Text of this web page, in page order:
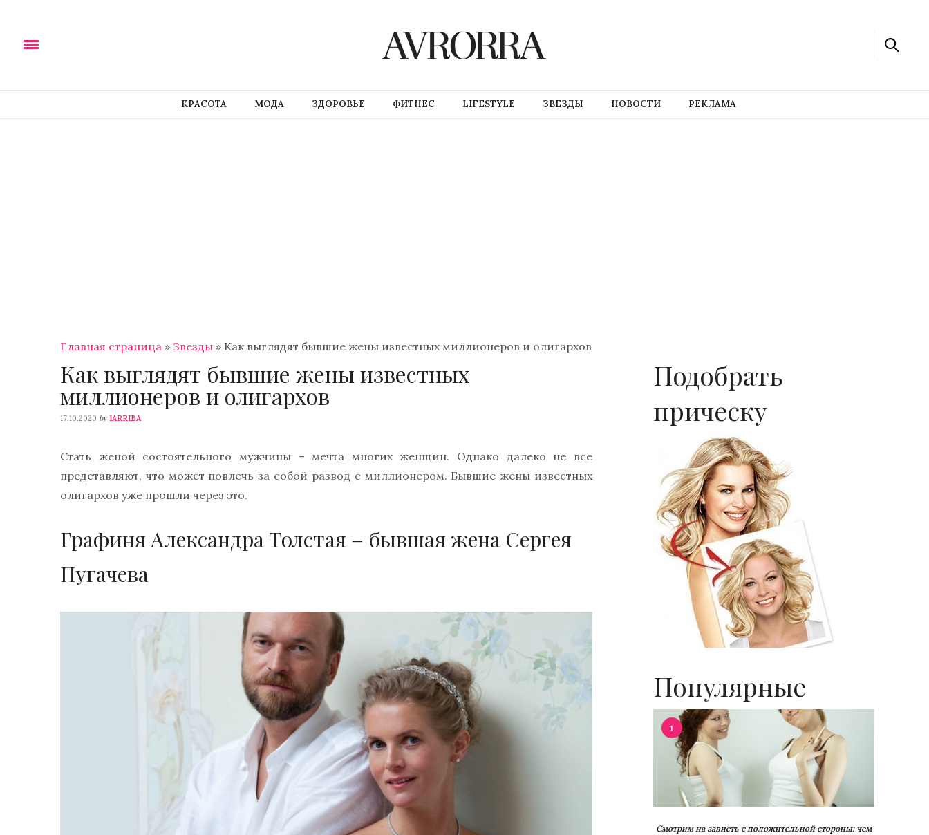
КРАСОТА МОДА ЗДОРОВЬЕ ФИТНЕС LIFESTYLE ЗВЕЗДЫ НОВОСТИ РЕКЛАМА
Главная страница » Звезды » Как выглядят бывшие жены известных миллионеров и олигархов
Как выглядят бывшие жены известных
миллионеров и олигархов
17.10.2020 by IARRIBA
Стать женой состоятельного мужчины – мечта многих женщин. Однако далеко не все
представляют, что может повлечь за собой развод с миллионером. Бывшие жены известных
олигархов уже прошли через это.
Графиня Александра Толстая – бывшая жена Сергея
Пугачева
Подобрать
прическу
Популярные
1
Смотрим на зависть с положительной стороны: чем